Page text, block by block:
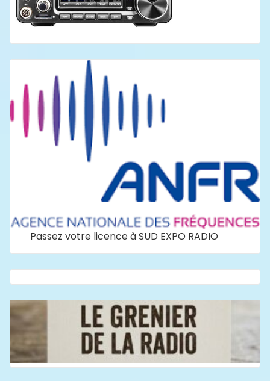
Passez votre licence à SUD EXPO RADIO